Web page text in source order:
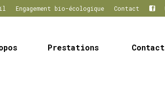
Engagement bio-écologique Contact
Prestations Contact